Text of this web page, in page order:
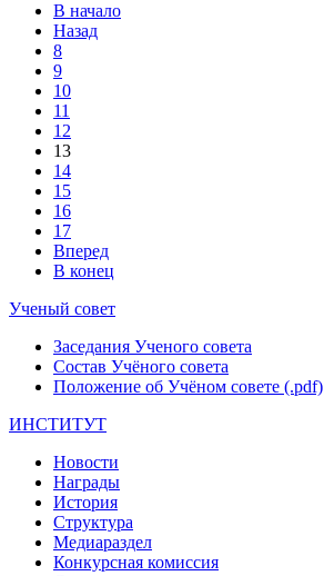
В начало
Назад
8
9
10
11
12
13
14
15
16
17
Вперед
В конец
Ученый совет
Заседания Ученого совета
Состав Учёного совета
Положение об Учёном совете (.pdf)
ИНСТИТУТ
Новости
Награды
История
Структура
Медиараздел
Конкурсная комиссия